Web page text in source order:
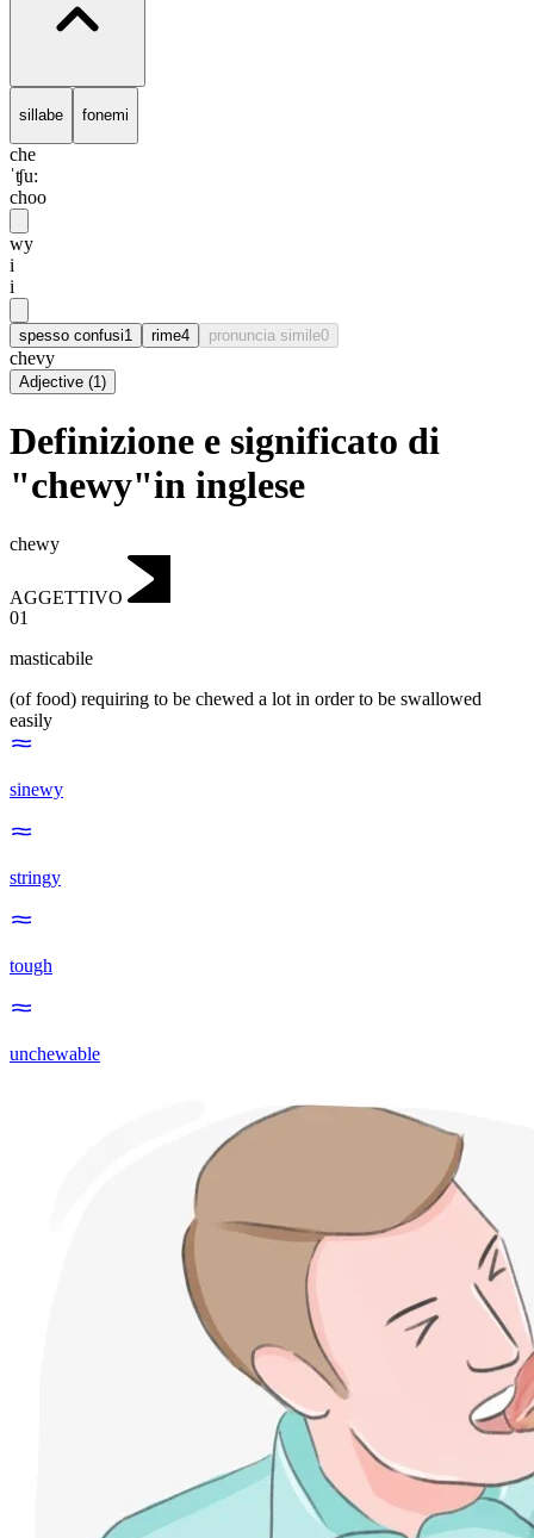
sillabe fonemi
che
ˈʧu:
choo
wy
i
i
spesso confusi1 rime4 pronuncia simile0
chevy
Adjective (1)
Definizione e significato di
"chewy"in inglese
chewy
AGGETTIVO
01
masticabile
(of food) requiring to be chewed a lot in order to be swallowed
easily
sinewy
stringy
tough
unchewable